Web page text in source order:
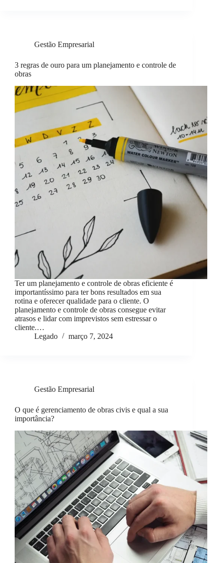
Gestão Empresarial
3 regras de ouro para um planejamento e controle de
obras
Ter um planejamento e controle de obras eficiente é
importantíssimo para ter bons resultados em sua
rotina e oferecer qualidade para o cliente. O
planejamento e controle de obras consegue evitar
atrasos e lidar com imprevistos sem estressar o
cliente.…
Legado
março 7, 2024
Gestão Empresarial
O que é gerenciamento de obras civis e qual a sua
importância?